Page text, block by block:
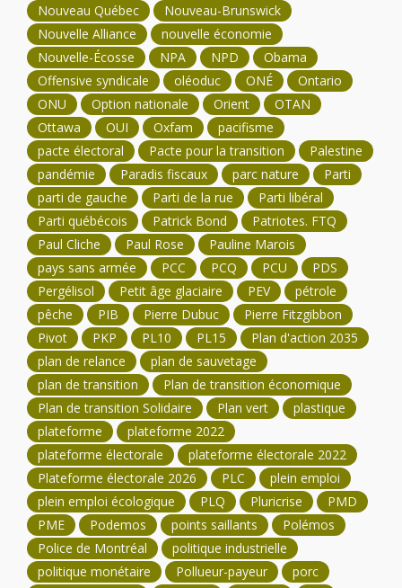
Nouveau Québec
Nouveau-Brunswick
Nouvelle Alliance
nouvelle économie
Nouvelle-Écosse
NPA NPD
Obama
Offensive syndicale
oléoduc ONÉ
Ontario
ONU
Option nationale Orient
OTAN
Ottawa
OUI Oxfam
pacifisme
pacte électoral
Pacte pour la transition
Palestine
pandémie
Paradis fiscaux parc nature
Parti
parti de gauche
Parti de la rue
Parti libéral
Parti québécois
Patrick Bond
Patriotes. FTQ
Paul Cliche
Paul Rose
Pauline Marois
pays sans armée
PCC PCQ PCU
PDS
Pergélisol
Petit âge glaciaire PEV
pétrole
pêche
PIB Pierre Dubuc
Pierre Fitzgibbon
Pivot
PKP PL10 PL15
Plan d'action 2035
plan de relance
plan de sauvetage
plan de transition
Plan de transition économique
Plan de transition Solidaire
Plan vert
plastique
plateforme
plateforme 2022
plateforme électorale
plateforme électorale 2022
Plateforme électorale 2026
PLC
plein emploi
plein emploi écologique
PLQ Pluricrise
PMD
PME
Podemos points saillants
Polémos
Police de Montréal
politique industrielle
politique monétaire
Pollueur-payeur
porc